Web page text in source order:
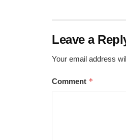
Leave a
Your email address
Comment *